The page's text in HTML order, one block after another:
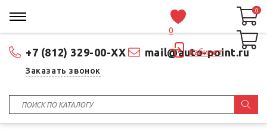
+7 (812) 329-00-XX mail@auto-point.ru
Заказать звонок
0
Кабинет
0
0